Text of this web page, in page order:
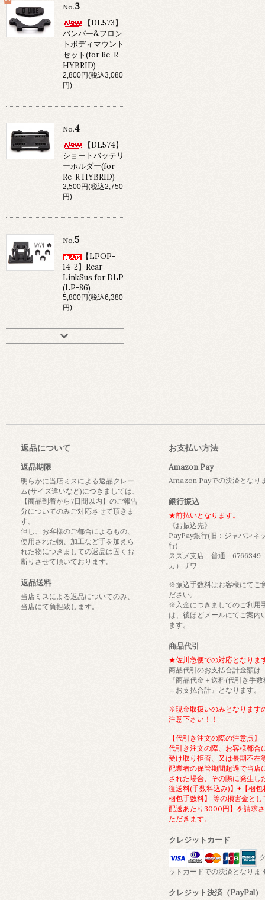
No.3
【DL573】
バンパー&フロン
トボディマウント
セット(for Re-R
HYBRID)
2,800円(税込3,080
円)
No.4
【DL574】
ショートバッテリ
ーホルダー(for
Re-R HYBRID)
2,500円(税込2,750
円)
No.5
【LPOP-
14-2】Rear
LinkSus for DLP
(LP-86)
5,800円(税込6,380
円)
返品について
返品期限
明らかに当店ミスによる返品クレー
ム(サイズ違いなど)につきましては、
【商品到着から7日間以内】のご報告
分についてのみご対応させて頂きま
す。
但し、お客様のご都合によるもの、
使用された物、加工など手を加えら
れた物につきましての返品は固くお
断りさせて頂いております。
返品送料
当店ミスによる返品についてのみ、
当店にて負担致します。
お支払い方法
Amazon Pay
Amazon Payでの決済となり
銀行振込
★前払いとなります。
《お振込先》
PayPay銀行(旧：ジャパンネ
行)
スズメ支店 普通 6766349
カ）ザワ
※振込手数料はお客様にてご
ださい。
※入金につきましてのご利用
は、後ほどメールにてご案内
ます。
商品代引
★佐川急便での対応となりま
商品代引のお支払合計金額は
『商品代金＋送料(代引き手
＝お支払合計』となります。
※現金取扱いのみとなります
注意下さい！！
【代引き注文の際の注意点】
代引き注文の際、お客様都合
受け取り拒否、又は長期不在
配業者の保管期間超過で当店
された場合、その際に発生し
復送料(手数料込み)】+【梱包
梱包手数料】 等の損害金とし
配送あたり3000円】を請求
ただきます。
クレジットカード
ットカードでの決済となりま
クレジット決済（PayPal）